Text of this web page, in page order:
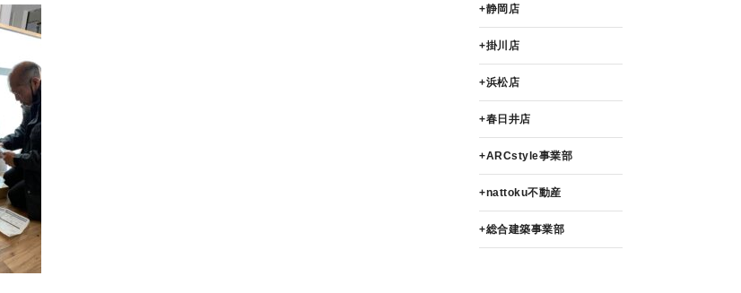
静岡店
掛川店
浜松店
春日井店
ARCstyle事業部
nattoku不動産
総合建築事業部